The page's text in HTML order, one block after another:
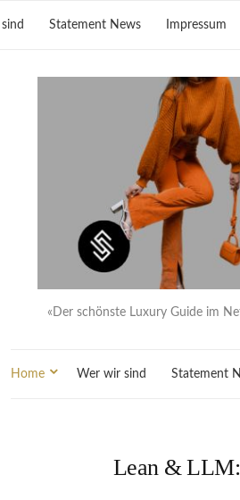
Statement News Impressum
«Der schönste Luxury Guide im
Home Wer wir sind Statement
Lean & LLM: